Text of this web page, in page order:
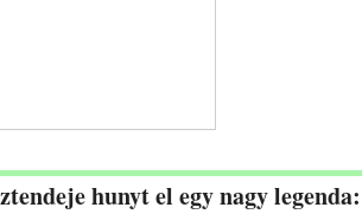
hunyt el egy nagy